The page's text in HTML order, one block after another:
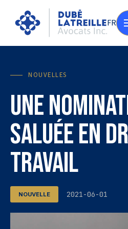
FR
NOUVELLES
Une
saluée en
travail
NOUVELLE 2021-06-01